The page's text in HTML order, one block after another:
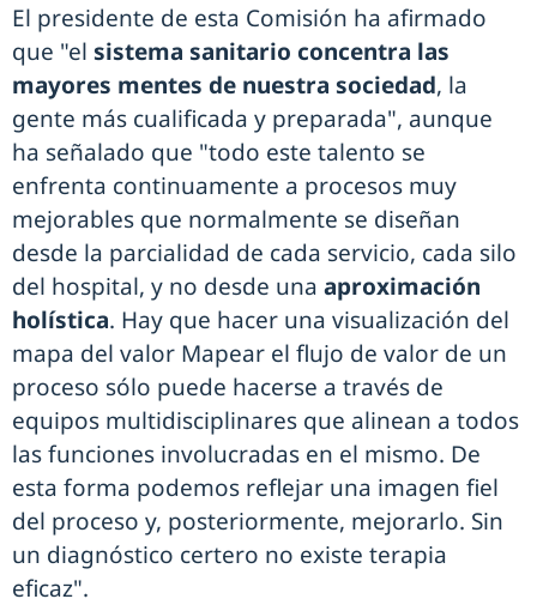
El presidente de esta Comisión ha afirmado
que "el sistema sanitario concentra las
mayores mentes de nuestra sociedad, la
gente más cualificada y preparada", aunque
ha señalado que "todo este talento se
enfrenta continuamente a procesos muy
mejorables que normalmente se diseñan
desde la parcialidad de cada servicio, cada silo
del hospital, y no desde una aproximación
holística. Hay que hacer una visualización del
mapa del valor Mapear el flujo de valor de un
proceso sólo puede hacerse a través de
equipos multidisciplinares que alinean a todos
las funciones involucradas en el mismo. De
esta forma podemos reflejar una imagen fiel
del proceso y, posteriormente, mejorarlo. Sin
un diagnóstico certero no existe terapia
eficaz".